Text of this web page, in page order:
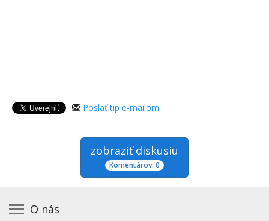
Poslať tip e-mailom
zobraziť diskusiu
Komentárov: 0
O nás